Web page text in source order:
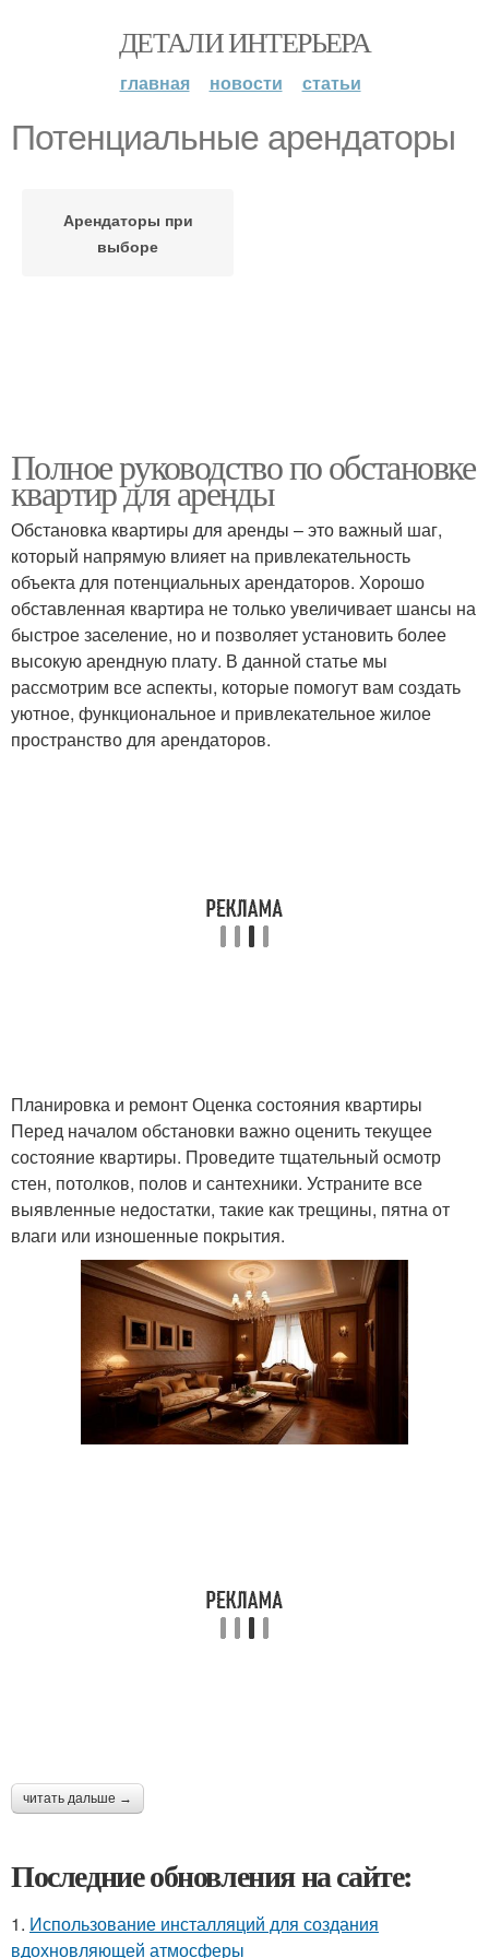
ДЕТАЛИ ИНТЕРЬЕРА
главная новости статьи
Потенциальные арендаторы
Арендаторы при
выборе
Полное руководство по обстановке
квартир для аренды
Обстановка квартиры для аренды – это важный шаг,
который напрямую влияет на привлекательность
объекта для потенциальных арендаторов. Хорошо
обставленная квартира не только увеличивает шансы на
быстрое заселение, но и позволяет установить более
высокую арендную плату. В данной статье мы
рассмотрим все аспекты, которые помогут вам создать
уютное, функциональное и привлекательное жилое
пространство для арендаторов.
Планировка и ремонт Оценка состояния квартиры
Перед началом обстановки важно оценить текущее
состояние квартиры. Проведите тщательный осмотр
стен, потолков, полов и сантехники. Устраните все
выявленные недостатки, такие как трещины, пятна от
влаги или изношенные покрытия.
читать дальше →
Последние обновления на сайте:
1. Использование инсталляций для создания
вдохновляющей атмосферы